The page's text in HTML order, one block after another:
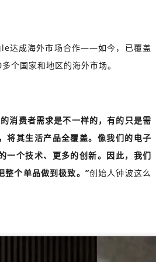
达成海外市场合作——如今，已覆盖
个国家和地区的海外市场。
消费者需求是不一样的，有的只是需
将其生活产品全覆盖。像我们的电子
一个技术、更多的创新。因此，我们
整个单品做到极致。”创始人钟波这么